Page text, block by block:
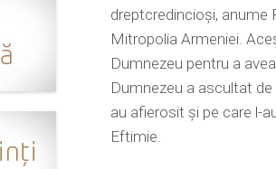
dreptcredincioși, anume
Mitropolia Armeniei.
Dumnezeu pentru a
Dumnezeu a ascultat de
au afierosit și pe care l-
Eftimie.